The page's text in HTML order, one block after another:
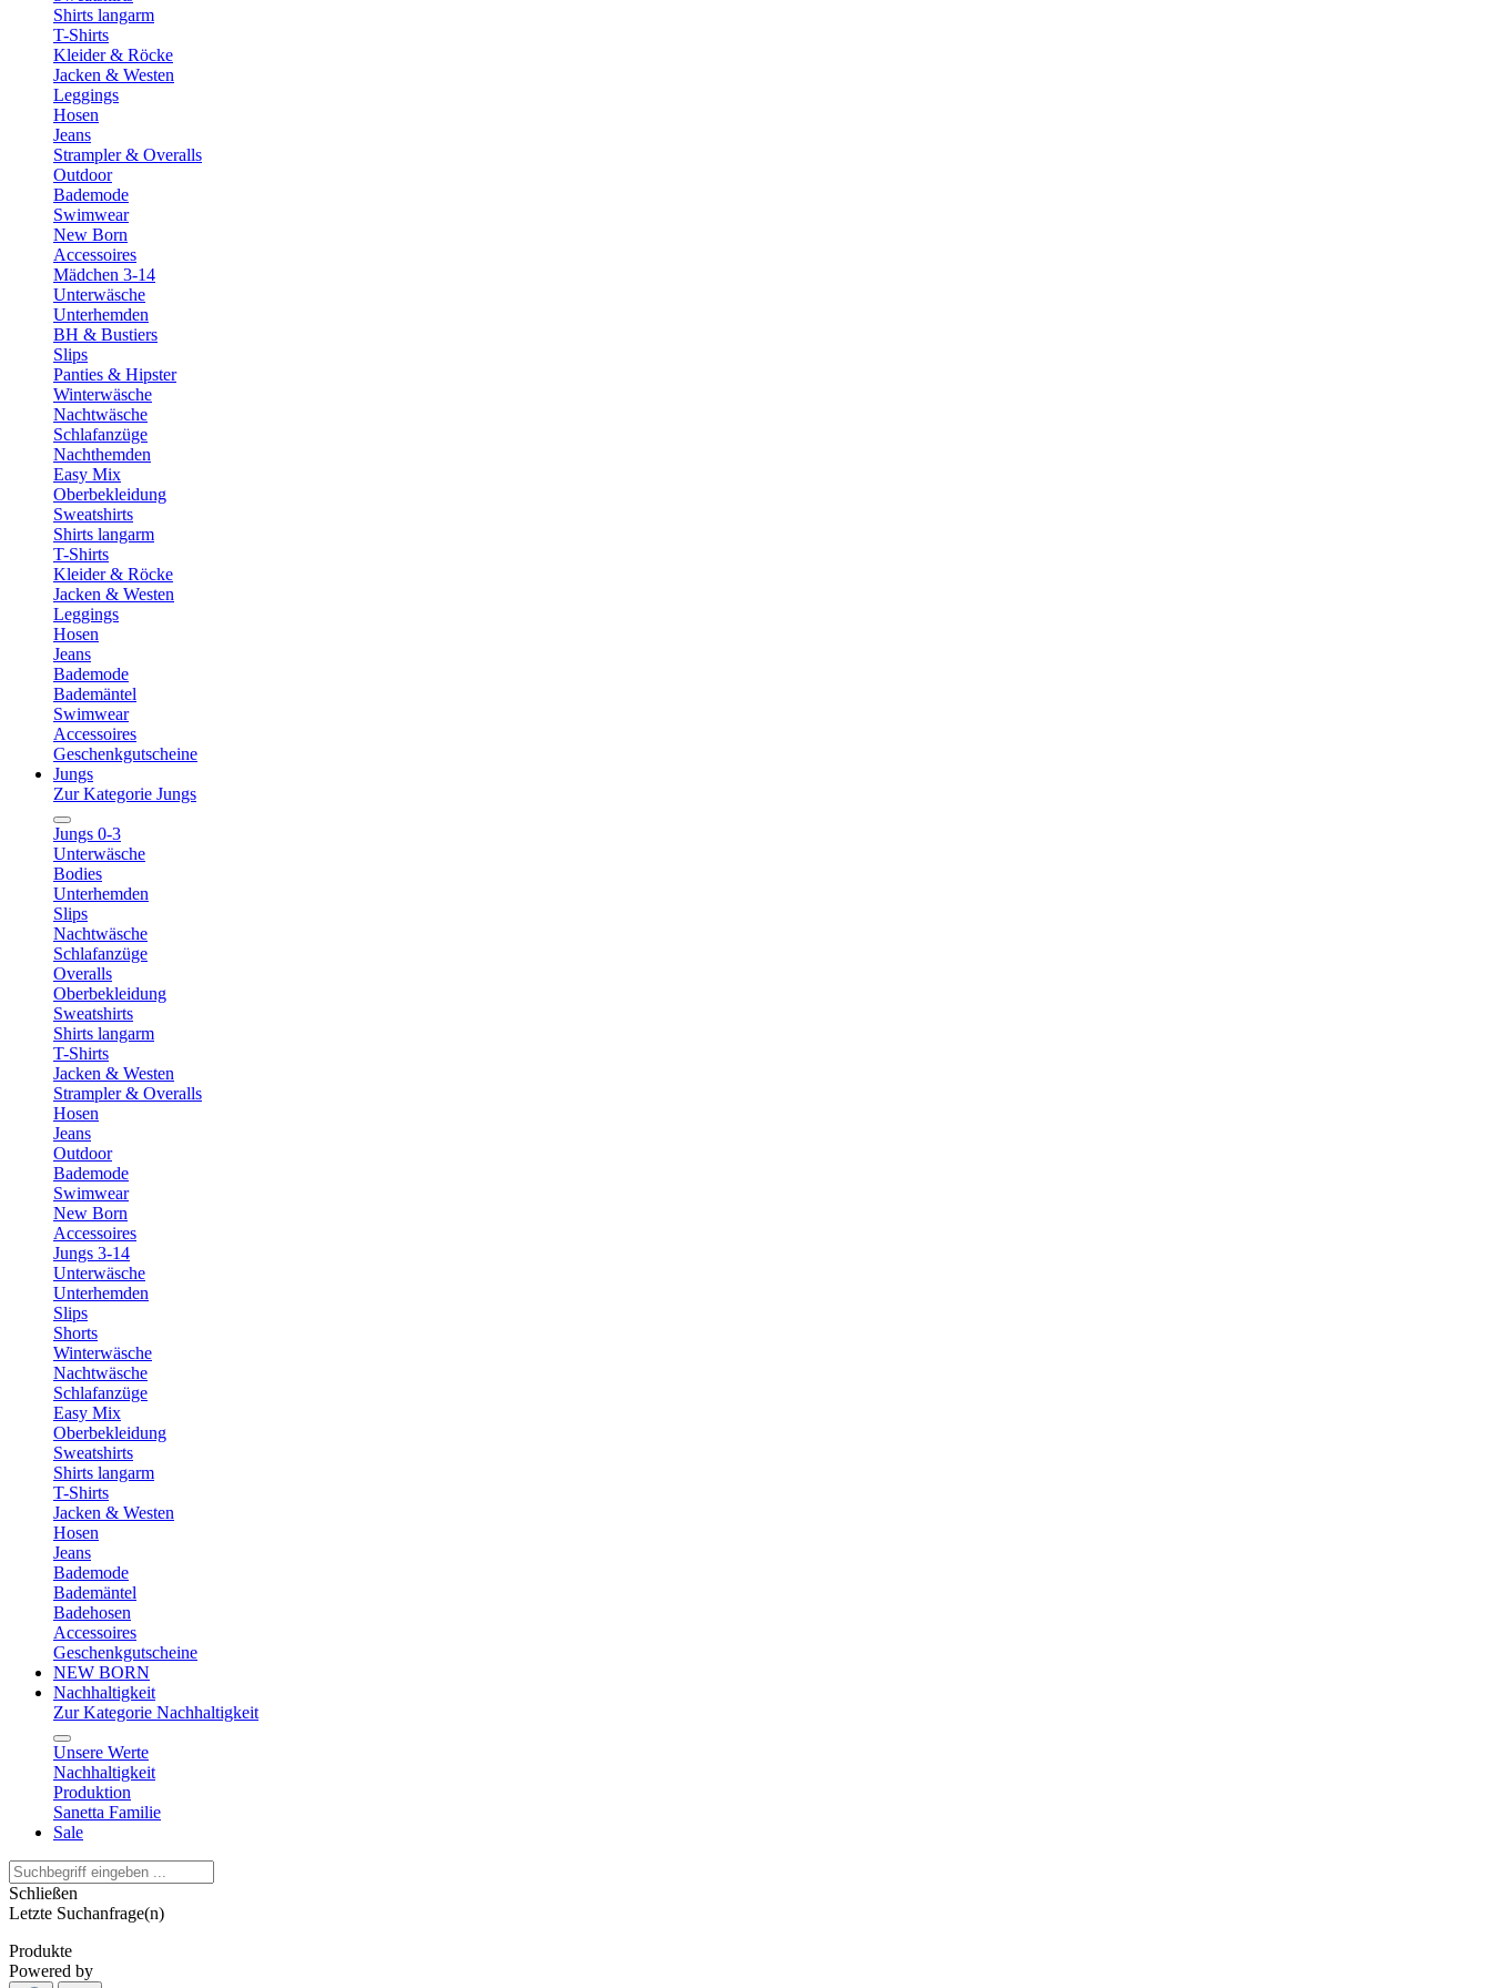
Shirts langarm
T-Shirts
Kleider & Röcke
Jacken & Westen
Leggings
Hosen
Jeans
Strampler & Overalls
Outdoor
Bademode
Swimwear
New Born
Accessoires
Mädchen 3-14
Unterwäsche
Unterhemden
BH & Bustiers
Slips
Panties & Hipster
Winterwäsche
Nachtwäsche
Schlafanzüge
Nachthemden
Easy Mix
Oberbekleidung
Sweatshirts
Shirts langarm
T-Shirts
Kleider & Röcke
Jacken & Westen
Leggings
Hosen
Jeans
Bademode
Bademäntel
Swimwear
Accessoires
Geschenkgutscheine
Jungs
Zur Kategorie Jungs
Jungs 0-3
Unterwäsche
Bodies
Unterhemden
Slips
Nachtwäsche
Schlafanzüge
Overalls
Oberbekleidung
Sweatshirts
Shirts langarm
T-Shirts
Jacken & Westen
Strampler & Overalls
Hosen
Jeans
Outdoor
Bademode
Swimwear
New Born
Accessoires
Jungs 3-14
Unterwäsche
Unterhemden
Slips
Shorts
Winterwäsche
Nachtwäsche
Schlafanzüge
Easy Mix
Oberbekleidung
Sweatshirts
Shirts langarm
T-Shirts
Jacken & Westen
Hosen
Jeans
Bademode
Bademäntel
Badehosen
Accessoires
Geschenkgutscheine
NEW BORN
Nachhaltigkeit
Zur Kategorie Nachhaltigkeit
Unsere Werte
Nachhaltigkeit
Produktion
Sanetta Familie
Sale
Schließen
Letzte Suchanfrage(n)
Produkte
Powered by